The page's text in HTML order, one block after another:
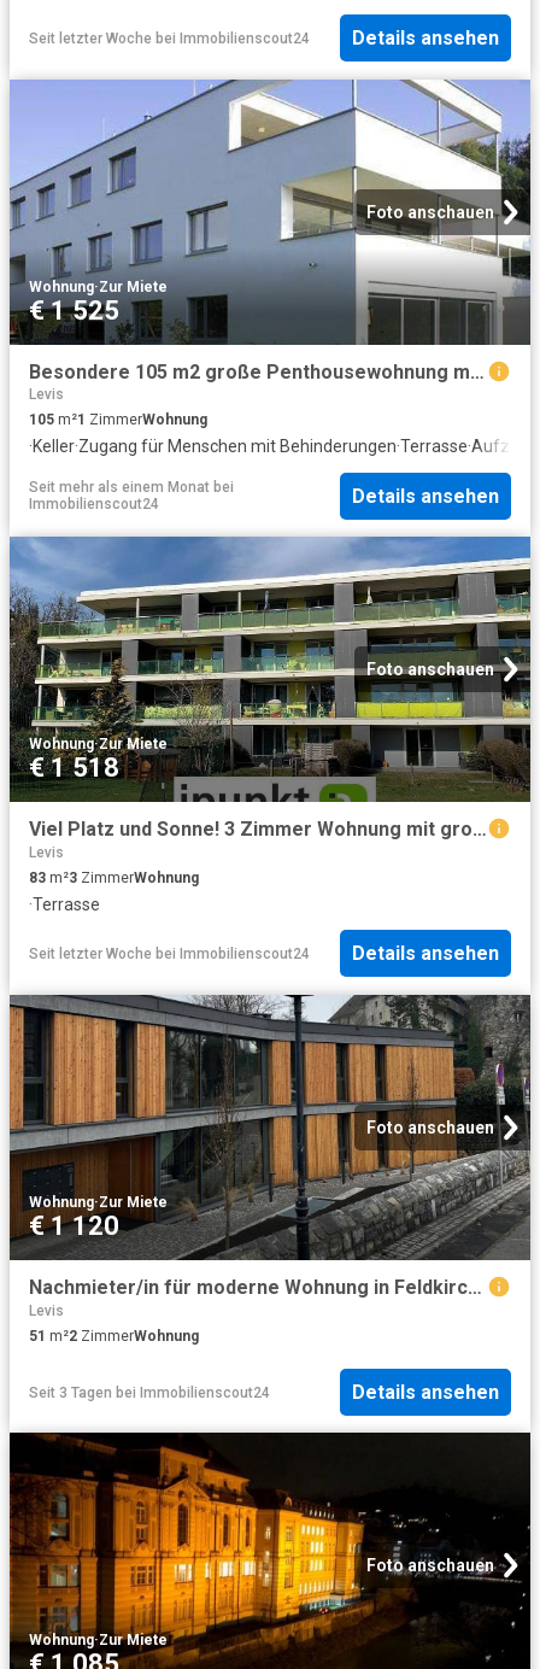
Seit letzter Woche bei Immobilienscout24 Details ansehen
Foto anschauen
Wohnung·Zur Miete
€ 1 525
Besondere 105 m2 große Penthousewohnung mit 46 m2 großer Terrasse
Levis
105 m²1 ZimmerWohnung
·Keller·Zugang für Menschen mit Behinderungen·Terrasse·Aufzug
Seit mehr als einem Monat bei
Immobilienscout24
Details ansehen
Foto anschauen
Wohnung·Zur Miete
€ 1 518
Viel Platz und Sonne! 3 Zimmer Wohnung mit großer Terrasse in Tosters, GRENZNAH!
Levis
83 m²3 ZimmerWohnung
·Terrasse
Seit letzter Woche bei Immobilienscout24 Details ansehen
Foto anschauen
Wohnung·Zur Miete
€ 1 120
Nachmieter/in für moderne Wohnung in Feldkirch ab 01.09.2026 gesucht
Levis
51 m²2 ZimmerWohnung
Seit 3 Tagen bei Immobilienscout24 Details ansehen
Foto anschauen
Wohnung·Zur Miete